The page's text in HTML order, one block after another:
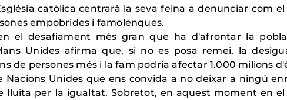
catòlica centrarà la seva feina a denunciar com
empobrides i famolenques.
el desafiament més gran que ha d'afrontar la
Unides afirma que, si no es posa remei, la
de persones més i la fam podria afectar 1.000 milions
Unides que ens convida a no deixar a ningú
lluita per la igualtat. Sobretot, en aquest moment en